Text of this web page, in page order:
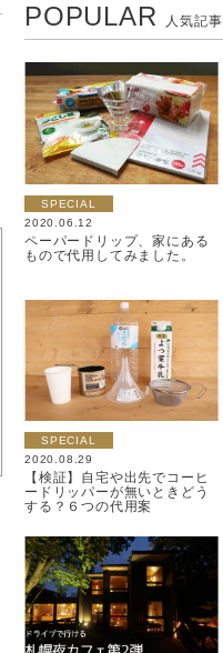
POPULAR 人気記事
SPECIAL
2020.06.12
ペーパードリップ、家にある
もので代用してみました。
SPECIAL
2020.08.29
【検証】自宅や出先でコーヒ
ードリッパーが無いときどう
する？６つの代用案